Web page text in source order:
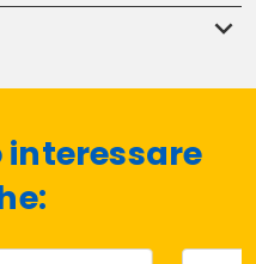
interessare